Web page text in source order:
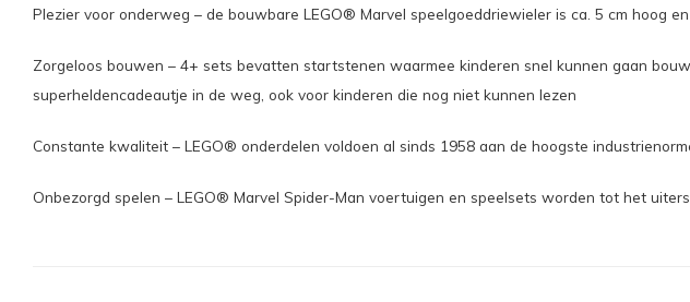
Plezier voor onderweg – de bouwbare LEGO® Marvel speelgoeddriewieler is ca. 5 cm hoog
Zorgeloos bouwen – 4+ sets bevatten startstenen waarmee kinderen snel kunnen gaan
superheldencadeautje in de weg, ook voor kinderen die nog niet kunnen lezen
Constante kwaliteit – LEGO® onderdelen voldoen al sinds 1958 aan de hoogste
Onbezorgd spelen – LEGO® Marvel Spider-Man voertuigen en speelsets worden tot het